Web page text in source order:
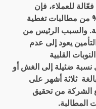
للعملاء، فإن
سددت في العام الماضي 94% من مطالبات تغطية
والسبب الرئيس من
يعود إلى عدم
القلبية
ضئيلة إلى الغش أو
ثلاثة أشهر على
الشركة من تحقيق